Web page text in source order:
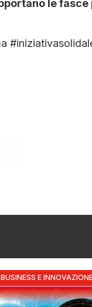
le fasce
E